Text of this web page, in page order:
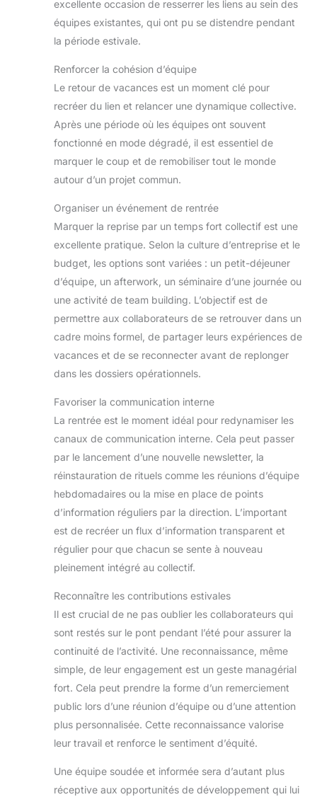
excellente occasion de resserrer les liens au sein des
équipes existantes, qui ont pu se distendre pendant
la période estivale.
Renforcer la cohésion d’équipe
Le retour de vacances est un moment clé pour
recréer du lien et relancer une dynamique collective.
Après une période où les équipes ont souvent
fonctionné en mode dégradé, il est essentiel de
marquer le coup et de remobiliser tout le monde
autour d’un projet commun.
Organiser un événement de rentrée
Marquer la reprise par un temps fort collectif est une
excellente pratique. Selon la culture d’entreprise et le
budget, les options sont variées : un petit-déjeuner
d’équipe, un afterwork, un séminaire d’une journée ou
une activité de team building. L’objectif est de
permettre aux collaborateurs de se retrouver dans un
cadre moins formel, de partager leurs expériences de
vacances et de se reconnecter avant de replonger
dans les dossiers opérationnels.
Favoriser la communication interne
La rentrée est le moment idéal pour redynamiser les
canaux de communication interne. Cela peut passer
par le lancement d’une nouvelle newsletter, la
réinstauration de rituels comme les réunions d’équipe
hebdomadaires ou la mise en place de points
d’information réguliers par la direction. L’important
est de recréer un flux d’information transparent et
régulier pour que chacun se sente à nouveau
pleinement intégré au collectif.
Reconnaître les contributions estivales
Il est crucial de ne pas oublier les collaborateurs qui
sont restés sur le pont pendant l’été pour assurer la
continuité de l’activité. Une reconnaissance, même
simple, de leur engagement est un geste managérial
fort. Cela peut prendre la forme d’un remerciement
public lors d’une réunion d’équipe ou d’une attention
plus personnalisée. Cette reconnaissance valorise
leur travail et renforce le sentiment d’équité.
Une équipe soudée et informée sera d’autant plus
réceptive aux opportunités de développement qui lui